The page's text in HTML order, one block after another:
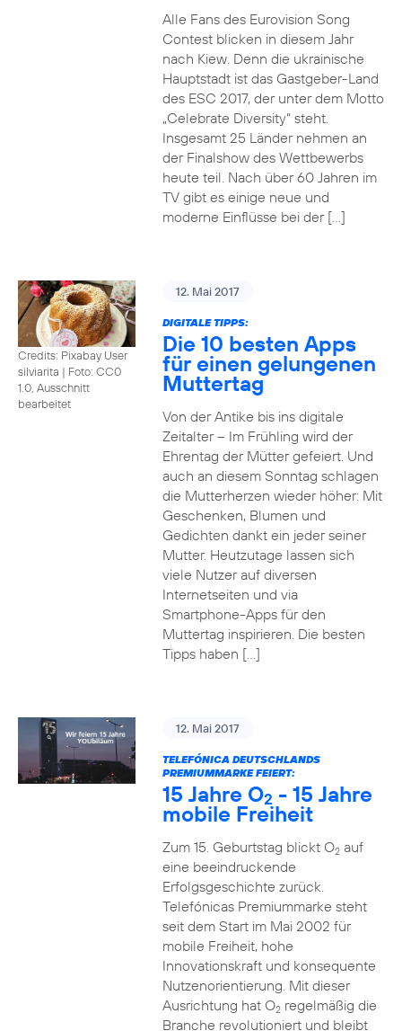
Alle Fans des Eurovision Song
Contest blicken in diesem Jahr
nach Kiew. Denn die ukrainische
Hauptstadt ist das Gastgeber-Land
des ESC 2017, der unter dem Motto
„Celebrate Diversity“ steht.
Insgesamt 25 Länder nehmen an
der Finalshow des Wettbewerbs
heute teil. Nach über 60 Jahren im
TV gibt es einige neue und
moderne Einflüsse bei der […]
Credits: Pixabay User
silviarita | Foto: CC0
1.0, Ausschnitt
bearbeitet
12. Mai 2017
DIGITALE TIPPS:
Die 10 besten Apps
für einen gelungenen
Muttertag
Von der Antike bis ins digitale
Zeitalter – Im Frühling wird der
Ehrentag der Mütter gefeiert. Und
auch an diesem Sonntag schlagen
die Mutterherzen wieder höher: Mit
Geschenken, Blumen und
Gedichten dankt ein jeder seiner
Mutter. Heutzutage lassen sich
viele Nutzer auf diversen
Internetseiten und via
Smartphone-Apps für den
Muttertag inspirieren. Die besten
Tipps haben […]
12. Mai 2017
TELEFÓNICA DEUTSCHLANDS
PREMIUMMARKE FEIERT:
15 Jahre O2 - 15 Jahre
mobile Freiheit
Zum 15. Geburtstag blickt O2auf
eine beeindruckende
Erfolgsgeschichte zurück.
Telefónicas Premiummarke steht
seit dem Start im Mai 2002 für
mobile Freiheit, hohe
Innovationskraft und konsequente
Nutzenorientierung. Mit dieser
Ausrichtung hat O2regelmäßig die
Branche revolutioniert und bleibt